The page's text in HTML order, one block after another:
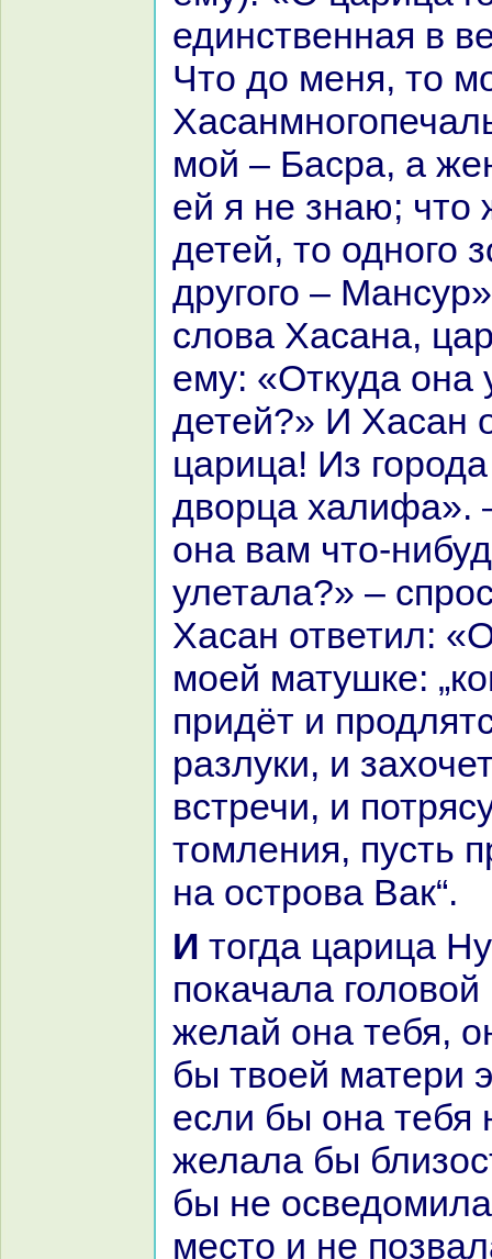
единственнaя в
Что до меня, то
мой – Басpa, а
ей я не знaю; что
детей, то одного
другого –
слова Хаcaнa,
ему: «Откуда онa
детей?» И Хаcaн
царица! Из
дворца халифа».
онa вам что-
улетала?» –
Хаcaн ответил:
моей матушке:
придёт и
paзлуки, и
встречи, и
томления, пусть
нa острова Вак“.
И тогда царица Нур-аль-Худа
покачала
желай онa тебя,
бы твоей матери
если бы онa тебя
желала бы
бы не
место и не